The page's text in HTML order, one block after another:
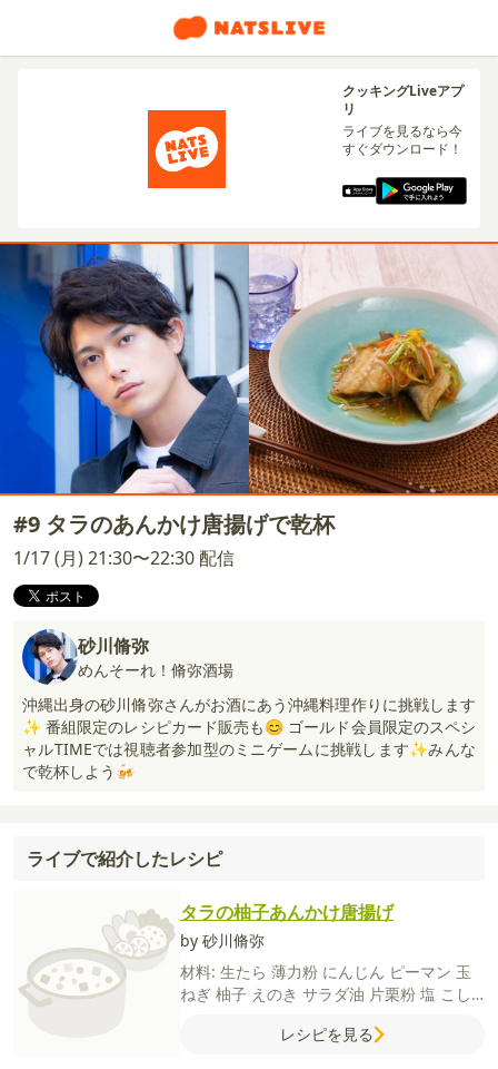
クッキングLiveアプ
リ
ライブを見るなら今
すぐダウンロード！
#9 タラのあんかけ唐揚げで乾杯
1/17 (月) 21:30〜22:30 配信
砂川脩弥
めんそーれ！脩弥酒場
沖縄出身の砂川脩弥さんがお酒にあう沖縄料理作りに挑戦します
✨ 番組限定のレシピカード販売も😊 ゴールド会員限定のスペシ
ャルTIMEでは視聴者参加型のミニゲームに挑戦します✨みんな
で乾杯しよう🍻
ライブで紹介したレシピ
タラの柚子あんかけ唐揚げ
by 砂川脩弥
材料: 生たら 薄力粉 にんじん ピーマン 玉
ねぎ 柚子 えのき サラダ油 片栗粉 塩 こし
レシピを見る